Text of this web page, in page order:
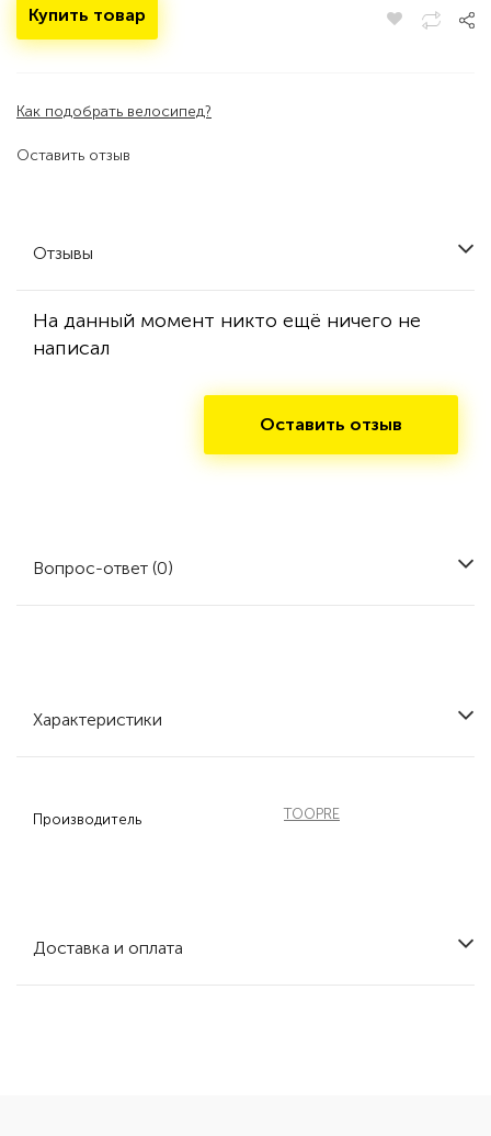
Оставить отзыв
Купить товар
Как подобрать велосипед?
Отзывы
На данный момент никто ещё ничего не
написал
Оставить отзыв
Вопрос-ответ (0)
Характеристики
Производитель TOOPRE
Доставка и оплата